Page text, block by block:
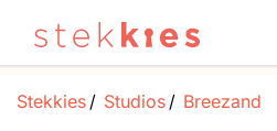
Stekkies Studios Breezand